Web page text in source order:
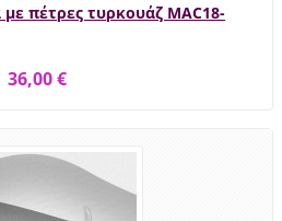
πέτρες τυρκουάζ MAC18-
36,00 €